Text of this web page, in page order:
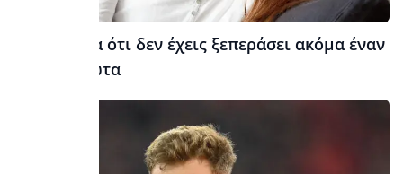
10 σημάδια ότι δεν έχεις ξεπεράσει ακόμα έναν
πρώην έρωτα